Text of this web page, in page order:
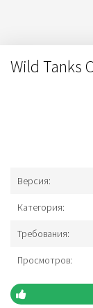
Wild Tanks
Версия:
Категория:
Требования:
Просмотров: